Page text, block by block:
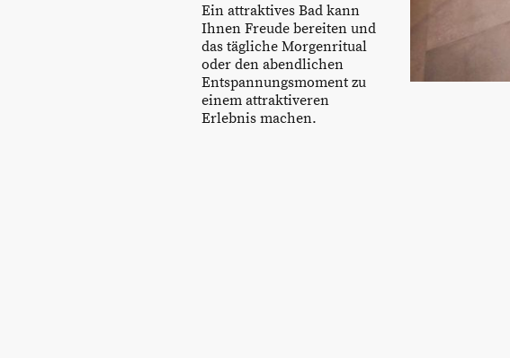
Ein attraktives Bad kann
Ihnen Freude bereiten und
das tägliche Morgenritual
oder den abendlichen
Entspannungsmoment zu
einem attraktiveren
Erlebnis machen.